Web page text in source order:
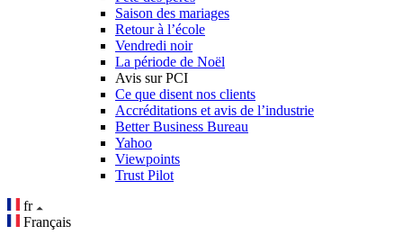
Saison des mariages
Retour à l’école
Vendredi noir
La période de Noël
Avis sur PCI
Ce que disent nos clients
Accréditations et avis de l’industrie
Better Business Bureau
Yahoo
Viewpoints
Trust Pilot
fr
Français